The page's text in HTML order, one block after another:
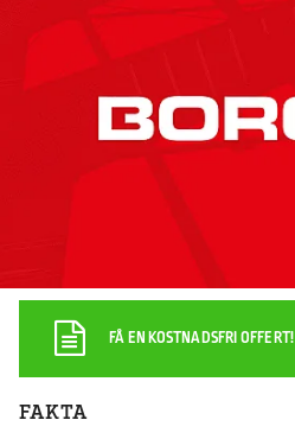
FÅ EN KOSTNADSFRI OFFERT!
FAKTA